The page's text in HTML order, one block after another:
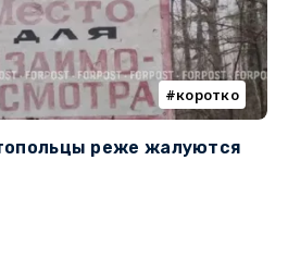
коротко
реже жалуются